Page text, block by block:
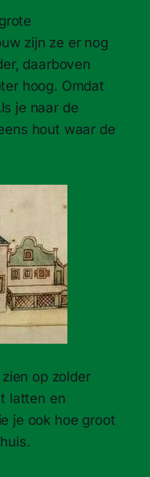
zijn ze er nog
daarboven
hoog. Omdat
je naar de
hout waar de
op zolder
latten en
je ook hoe groot